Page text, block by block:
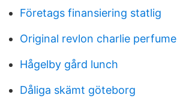
Företags finansiering statlig
Original revlon charlie perfume
Hågelby gård lunch
Dåliga skämt göteborg